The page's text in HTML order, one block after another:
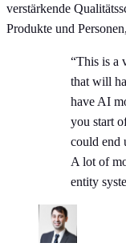
verstärkende
Produkte und
“This is a
that will
have AI
you start
could end
A lot of
entity